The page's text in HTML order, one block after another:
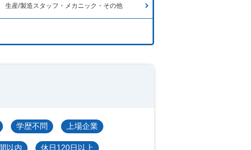
生産/製造スタッフ・メカニック・その他
学歴不問 上場企業
以内 休日120日以上